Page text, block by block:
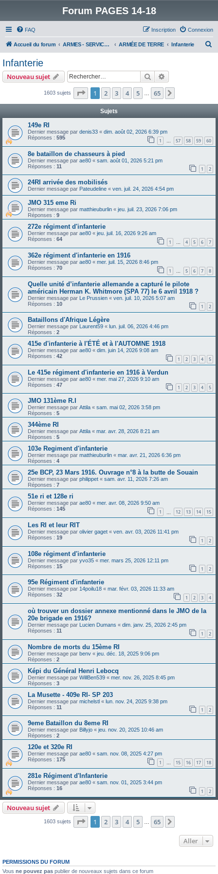
Forum PAGES 14-18
FAQ Connexion
Inscription
Accueil du forum ARMES - SERVICES - UNITES : historiques & discussions ARMÉE DE TERRE Infanterie
e
Infanterie
Nouveau sujet Rechercher
1603 sujets Page 1sur65
1 2 3 4 5 65
Sujets
149e RI
Dernier message par denis33 « dim. août 02, 2026 6:39 pm
Réponses : 595 1 … 57 58 59 60
8e bataillon de chasseurs à pied
Dernier message par ae80 « sam. août 01, 2026 5:21 pm
Réponses : 11 1 2
24RI arrivée des mobilisés
Dernier message par Pateudeline « ven. juil. 24, 2026 4:54 pm
JMO 315 eme Ri
Dernier message par matthieuburlin « jeu. juil. 23, 2026 7:06 pm
Réponses : 9
272e régiment d'infanterie
Dernier message par ae80 « jeu. juil. 16, 2026 9:26 am
Réponses : 64 1 … 4 5 6 7
362e régiment d'infanterie en 1916
Dernier message par ae80 « mer. juil. 15, 2026 8:46 pm
Réponses : 70 1 … 5 6 7 8
Quelle unité d’infanterie allemande a capturé le pilote
américain Herman K. Whitmore (SPA 77) le 6 avril 1918 ?
Dernier message par Le Prussien « ven. juil. 10, 2026 5:07 am
Réponses : 10 1 2
Bataillons d'Afrique Légère
Dernier message par Laurent59 « lun. juil. 06, 2026 4:46 pm
Réponses : 2
415e d'infanterie à l'ÉTÉ et à l'AUTOMNE 1918
Dernier message par ae80 « dim. juin 14, 2026 9:08 am
Réponses : 42 1 2 3 4 5
Le 415e régiment d'infanterie en 1916 à Verdun
Dernier message par ae80 « mer. mai 27, 2026 9:10 am
Réponses : 47 1 2 3 4 5
JMO 131ème R.I
Dernier message par Attila « sam. mai 02, 2026 3:58 pm
Réponses : 5
344ème RI
Dernier message par Attila « mar. avr. 28, 2026 8:21 am
Réponses : 5
103e Regiment d'infanterie
Dernier message par matthieuburlin « mar. avr. 21, 2026 6:36 pm
Réponses : 4
25e BCP, 23 Mars 1916. Ouvrage n°8 à la butte de Souain
Dernier message par philippet « sam. avr. 11, 2026 7:26 am
Réponses : 7
51e ri et 128e ri
Dernier message par ae80 « mer. avr. 08, 2026 9:50 am
Réponses : 145 1 12 13 14 15
Les RI et leur RIT
Dernier message par olivier gaget « ven. avr. 03, 2026 11:41 pm
Réponses : 19 1 2
108e régiment d'infanterie
Dernier message par yvo35 « mer. mars 25, 2026 12:11 pm
Réponses : 15 1 2
95e Régiment d'infanterie
Dernier message par 14poilu18 « mar. févr. 03, 2026 11:33 am
Réponses : 32 1 2 3 4
où trouver un dossier annexe mentionné dans le JMO de la
20e brigade en 1916?
Dernier message par Lucien Dumans « dim. janv. 25, 2026 2:45 pm
Réponses : 11 1 2
Nombre de morts du 15ème RI
Dernier message par benv « jeu. déc. 18, 2025 9:06 pm
Réponses : 2
Képi du Général Henri Lebocq
Dernier message par WillBen539 « mer. nov. 26, 2025 8:45 pm
Réponses : 3
La Musette - 409e RI- SP 203
Dernier message par michelstl « lun. nov. 24, 2025 9:38 pm
Réponses : 11 1 2
9eme Bataillon du 8eme RI
Dernier message par Billyjo « jeu. nov. 20, 2025 10:46 am
Réponses : 2
120e et 320e RI
Dernier message par ae80 « sam. nov. 08, 2025 4:27 pm
Réponses : 175 1 … 15 16 17 18
281e Régiment d'Infanterie
Dernier message par ae80 « sam. nov. 01, 2025 3:44 pm
Réponses : 16 1 2
Nouveau sujet
1603 sujets Page 1sur65
1 2 3 4 5 65
Aller
PERMISSIONS DU FORUM
Vous ne pouvez pas publier de nouveaux sujets dans ce forum